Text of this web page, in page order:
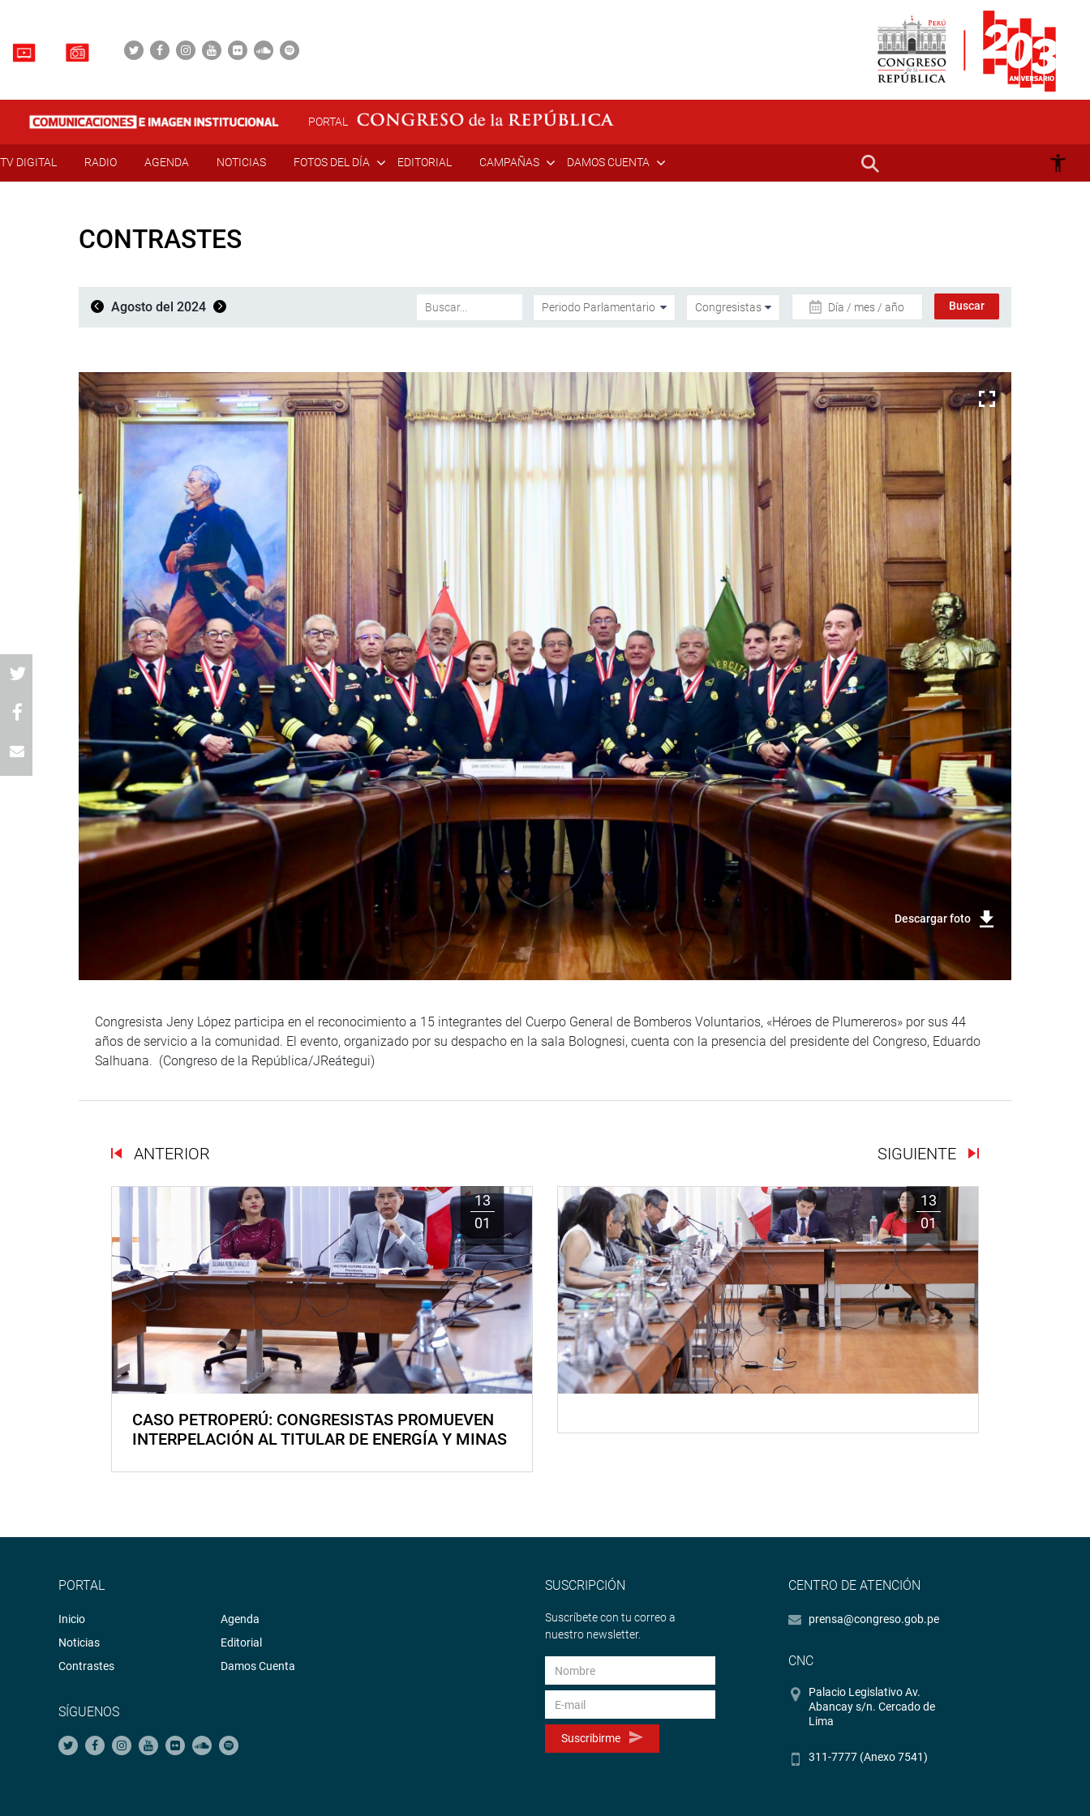
PORTAL
TV DIGITAL RADIO AGENDA NOTICIAS FOTOS DEL DÍA EDITORIAL CAMPAÑAS DAMOS CUENTA
CONTRASTES
Agosto del 2024 Día / mes / año
Descargar foto
Congresista Jeny López participa en el reconocimiento a 15 integrantes del Cuerpo General de Bomberos Voluntarios, «Héroes de Plumereros» por sus 44
años de servicio a la comunidad. El evento, organizado por su despacho en la sala Bolognesi, cuenta con la presencia del presidente del Congreso, Eduardo
Salhuana. (Congreso de la República/JReátegui)
ANTERIOR SIGUIENTE
13
01
CASO PETROPERÚ: CONGRESISTAS PROMUEVEN
INTERPELACIÓN AL TITULAR DE ENERGÍA Y MINAS
13
01
PORTAL
Inicio
Noticias
Contrastes
Agenda
Editorial
Damos Cuenta
SÍGUENOS
SUSCRIPCIÓN
Suscríbete con tu correo a
nuestro newsletter.
Suscribirme
CENTRO DE ATENCIÓN
prensa@congreso.gob.pe
CNC
Palacio Legislativo Av.
Abancay s/n. Cercado de
Lima
311-7777 (Anexo 7541)